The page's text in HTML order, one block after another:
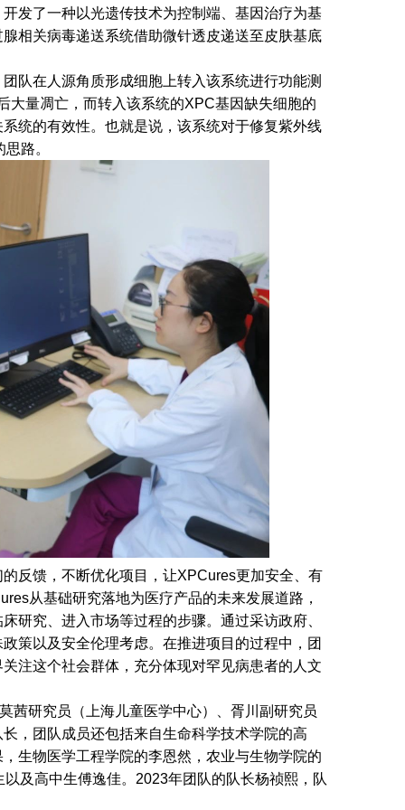
发了一种以光遗传技术为控制端、基因治疗为基
相关病毒递送系统借助微针透皮递送至皮肤基底
队在人源角质形成细胞上转入该系统进行功能测
大量凋亡，而转入该系统的XPC基因缺失细胞的
统的有效性。也就是说，该系统对于修复紫外线
路。
反馈，不断优化项目，让XPCures更加安全、有
从基础研究落地为医疗产品的未来发展道路，
研究、进入市场等过程的步骤。通过采访政府、
策以及安全伦理考虑。在推进项目的过程中，团
注这个社会群体，充分体现对罕见病患者的人文
茜研究员（上海儿童医学中心）、胥川副研究员
，团队成员还包括来自生命科学技术学院的高
生物医学工程学院的李恩然，农业与生物学院的
及高中生傅逸佳。2023年团队的队长杨祯熙，队